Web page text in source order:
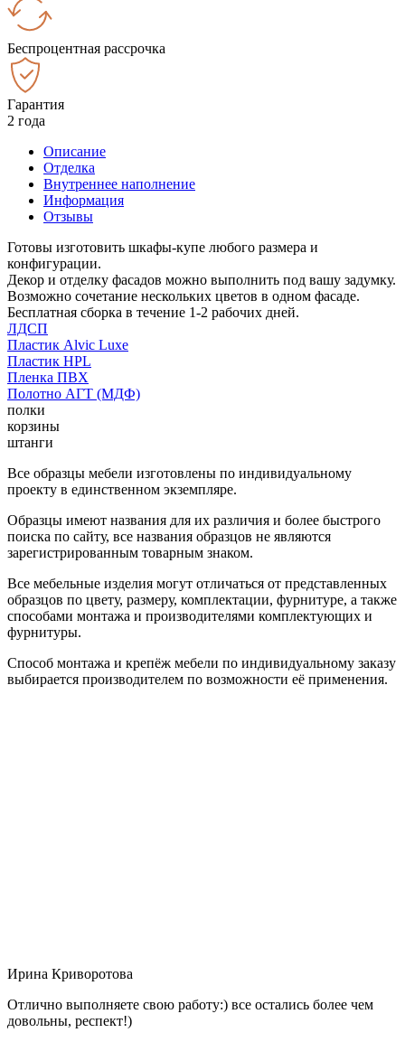
Беспроцентная рассрочка
Гарантия
2 года
Описание
Отделка
Внутреннее наполнение
Информация
Отзывы
Готовы изготовить шкафы-купе любого размера и
конфигурации.
Декор и отделку фасадов можно выполнить под вашу задумку.
Возможно сочетание нескольких цветов в одном фасаде.
Бесплатная сборка в течение 1-2 рабочих дней.
ЛДСП
Пластик Alvic Luxe
Пластик HPL
Пленка ПВХ
Полотно АГТ (МДФ)
полки
корзины
штанги
Все образцы мебели изготовлены по индивидуальному
проекту в единственном экземпляре.
Образцы имеют названия для их различия и более быстрого
поиска по сайту, все названия образцов не являются
зарегистрированным товарным знаком.
Все мебельные изделия могут отличаться от представленных
образцов по цвету, размеру, комплектации, фурнитуре, а также
способами монтажа и производителями комплектующих и
фурнитуры.
Способ монтажа и крепёж мебели по индивидуальному заказу
выбирается производителем по возможности её применения.
Ирина Криворотова
Отлично выполняете свою работу:) все остались более чем
довольны, респект!)